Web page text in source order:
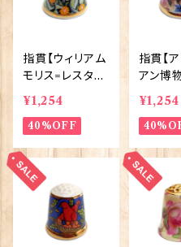
指貫【ウィリアム
モリス=レスタ
ー】Museum C
ollections 90
033-WM86
¥1,254
40%OFF
指貫【
アン博
と虫】
0033-
¥1,254